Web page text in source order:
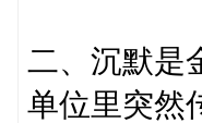
二、沉默是
单位里突然